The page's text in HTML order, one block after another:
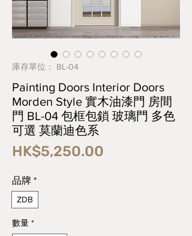
庫存單位： BL-04
Painting Doors Interior Doors
Morden Style 實木油漆門 房間
門 BL-04 包框包鎖 玻璃門 多色
可選 莫蘭迪色系
HK$5,250.00
品牌 *
ZDB
數量 *